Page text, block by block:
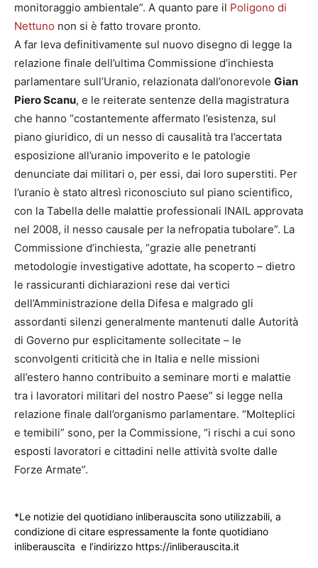
monitoraggio ambientale”. A quanto pare il Poligono di
Nettuno non si è fatto trovare pronto.
A far leva definitivamente sul nuovo disegno di legge la
relazione finale dell’ultima Commissione d’inchiesta
parlamentare sull’Uranio, relazionata dall’onorevole Gian
Piero Scanu, e le reiterate sentenze della magistratura
che hanno “costantemente affermato l’esistenza, sul
piano giuridico, di un nesso di causalità tra l’accertata
esposizione all’uranio impoverito e le patologie
denunciate dai militari o, per essi, dai loro superstiti. Per
l’uranio è stato altresì riconosciuto sul piano scientifico,
con la Tabella delle malattie professionali INAIL approvata
nel 2008, il nesso causale per la nefropatia tubolare”. La
Commissione d’inchiesta, “grazie alle penetranti
metodologie investigative adottate, ha scoperto – dietro
le rassicuranti dichiarazioni rese dai vertici
dell’Amministrazione della Difesa e malgrado gli
assordanti silenzi generalmente mantenuti dalle Autorità
di Governo pur esplicitamente sollecitate – le
sconvolgenti criticità che in Italia e nelle missioni
all’estero hanno contribuito a seminare morti e malattie
tra i lavoratori militari del nostro Paese” si legge nella
relazione finale dall’organismo parlamentare. “Molteplici
e temibili” sono, per la Commissione, “i rischi a cui sono
esposti lavoratori e cittadini nelle attività svolte dalle
Forze Armate”.
*Le notizie del quotidiano inliberauscita sono utilizzabili, a
condizione di citare espressamente la fonte quotidiano
inliberauscita e l’indirizzo https://inliberauscita.it